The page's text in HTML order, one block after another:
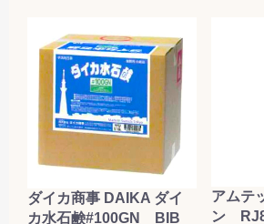
ダイカ商事 DAIKA ダイ
カ水石鹸#100GN BIB
アムテ
ン